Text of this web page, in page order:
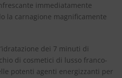
immediatamente
la carnagione magnificamente
dei 7 minuti di
di cosmetici di lusso franco-
potenti agenti energizzanti per